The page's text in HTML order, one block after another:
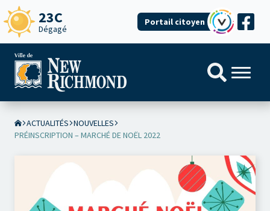
23C
Dégagé
Portail citoyen
ACTUALITÉS NOUVELLES
PRÉINSCRIPTION – MARCHÉ DE NOËL 2022